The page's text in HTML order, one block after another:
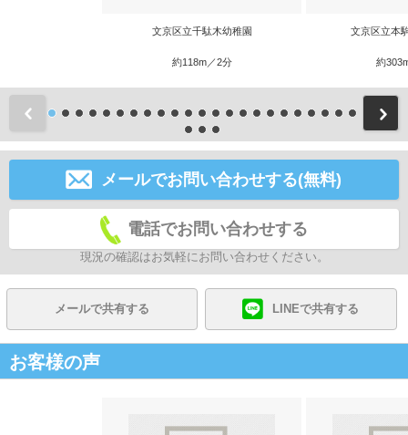
文京区立千駄木幼稚園
約118m／2分
文京区立本
約
前
メールでお問い合わせする(無料)
電話でお問い合わせする
現況の確認はお気軽にお問い合わせください。
メールで共有する LINEで共有する
お客様の声